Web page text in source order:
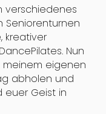
verschiedenes
Seniorenturnen
kreativer
Nun
meinem eigenen
abholen und
euer Geist in